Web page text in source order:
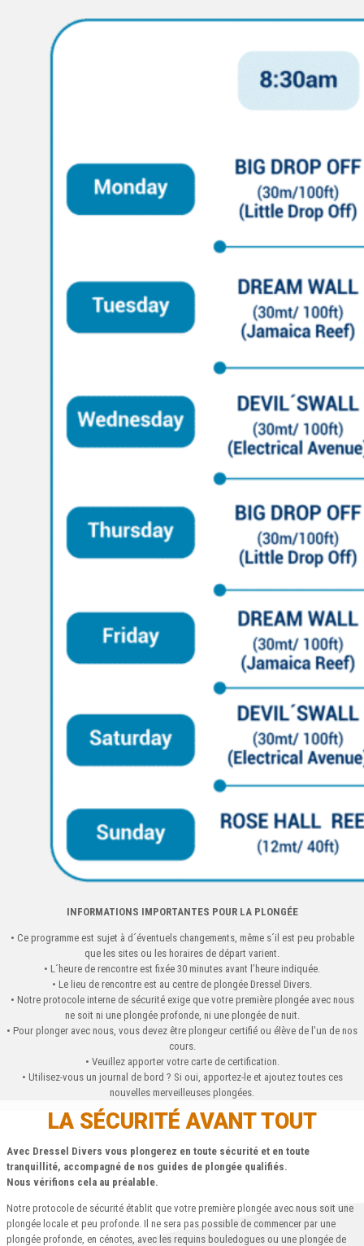
INFORMATIONS IMPORTANTES POUR LA PLONGÉE
• Ce programme est sujet à d´éventuels changements, même s´il est peu probable
que les sites ou les horaires de départ varient.
• L´heure de rencontre est fixée 30 minutes avant l’heure indiquée.
• Le lieu de rencontre est au centre de plongée Dressel Divers.
• Notre protocole interne de sécurité exige que votre première plongée avec nous
ne soit ni une plongée profonde, ni une plongée de nuit.
• Pour plonger avec nous, vous devez être plongeur certifié ou élève de l’un de nos
cours.
• Veuillez apporter votre carte de certification.
• Utilisez-vous un journal de bord ? Si oui, apportez-le et ajoutez toutes ces
nouvelles merveilleuses plongées.
LA SÉCURITÉ AVANT TOUT
Avec Dressel Divers vous plongerez en toute sécurité et en toute
tranquillité, accompagné de nos guides de plongée qualifiés.
Nous vérifions cela au préalable.
Notre protocole de sécurité établit que votre première plongée avec nous soit une
plongée locale et peu profonde. Il ne sera pas possible de commencer par une
plongée profonde, en cénotes, avec les requins bouledogues ou une plongée de